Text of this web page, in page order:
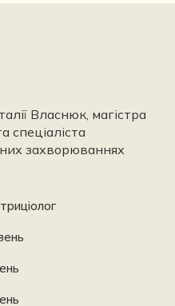
Власнюк, магістра
спеціаліста
захворюваннях